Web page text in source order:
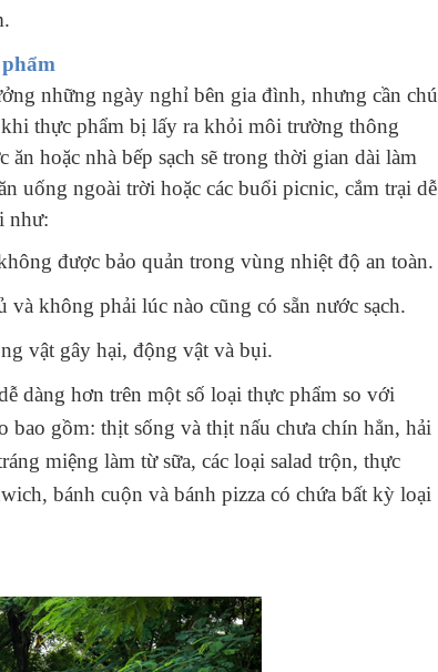
những ngày nghỉ bên gia đình, nhưng cần chú
thực phẩm bị lấy ra khỏi môi trường thông
hoặc nhà bếp sạch sẽ trong thời gian dài làm
uống ngoài trời hoặc các buổi picnic, cắm trại dễ
như:
được bảo quản trong vùng nhiệt độ an toàn.
không phải lúc nào cũng có sẵn nước sạch.
vật gây hại, động vật và bụi.
dàng hơn trên một số loại thực phẩm so với
gồm: thịt sống và thịt nấu chưa chín hẳn, hải
miệng làm từ sữa, các loại salad trộn, thực
bánh cuộn và bánh pizza có chứa bất kỳ loại